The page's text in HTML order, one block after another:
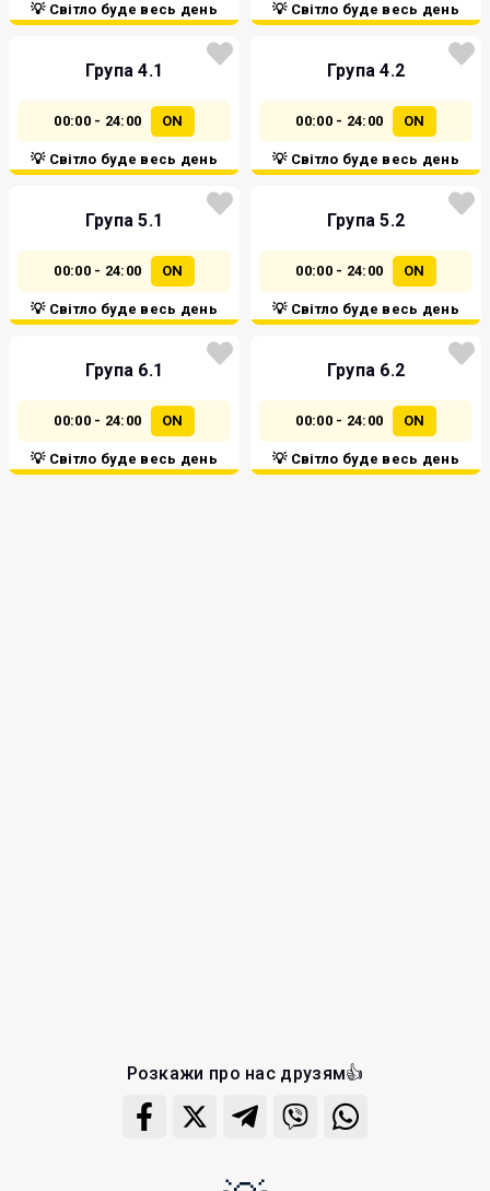
💡 Світло буде весь день 💡 Світло буде весь день
Група 4.1
00:00 - 24:00 ON
💡 Світло буде весь день
Група 4.2
00:00 - 24:00 ON
💡 Світло буде весь день
Група 5.1
00:00 - 24:00 ON
💡 Світло буде весь день
Група 5.2
00:00 - 24:00 ON
💡 Світло буде весь день
Група 6.1
00:00 - 24:00 ON
💡 Світло буде весь день
Група 6.2
00:00 - 24:00 ON
💡 Світло буде весь день
Розкажи про нас друзям👍